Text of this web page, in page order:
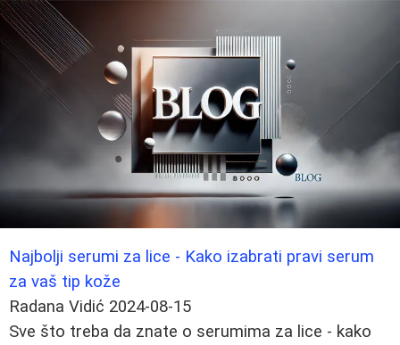
Najbolji serumi za lice - Kako izabrati pravi serum
za vaš tip kože
Radana Vidić 2024-08-15
Sve što treba da znate o serumima za lice - kako